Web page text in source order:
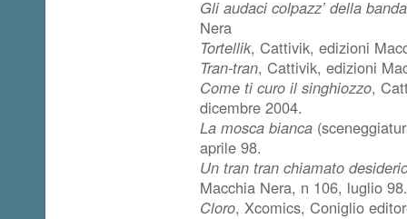
Gli audaci colpazz’ della
Nera
Tortellik, Cattivik, edizioni
Tran-tran, Cattivik, edizioni
Come ti curo il singhiozzo,
dicembre 2004.
La mosca bianca
aprile 98.
Un tran tran chiamato
Macchia Nera, n 106, luglio 98.
Cloro, Xcomics, Coniglio